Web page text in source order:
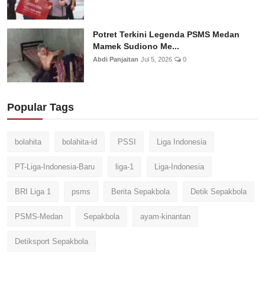
Potret Terkini Legenda PSMS Medan
Mamek Sudiono Me...
Abdi Panjaitan Jul 5, 2026 0
Popular Tags
bolahita bolahita-id PSSI Liga Indonesia
PT-Liga-Indonesia-Baru liga-1 Liga-Indonesia
BRI Liga 1 psms Berita Sepakbola Detik Sepakbola
PSMS-Medan Sepakbola ayam-kinantan
Detiksport Sepakbola